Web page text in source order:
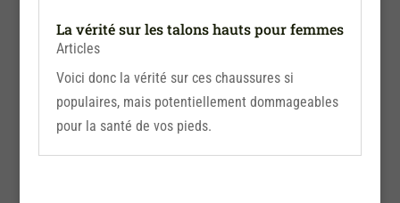
La vérité sur les talons hauts pour femmes
Articles
Voici donc la vérité sur ces chaussures si
populaires, mais potentiellement dommageables
pour la santé de vos pieds.